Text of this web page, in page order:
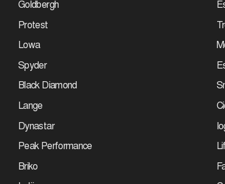
Goldbergh
Protest
Lowa
Spyder
Black Diamond
Lange
Dynastar
Peak Performance
Briko